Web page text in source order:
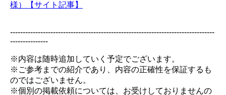
様）【サイト記事】
---------------------------------------------------------------------------------
---------------
※内容は随時追加していく予定でございます。
※ご参考までの紹介であり、内容の正確性を保証するも
のではございません。
※個別の掲載依頼については、お受けしておりませんの